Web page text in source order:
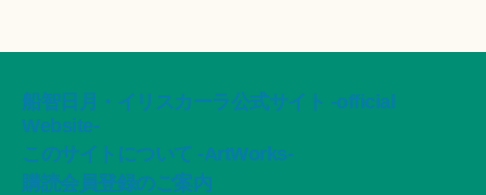
船智日月・イリスカーラ公式サイト -official
Website-
このサイトについて -ArtWorks-
購読会員登録のご案内